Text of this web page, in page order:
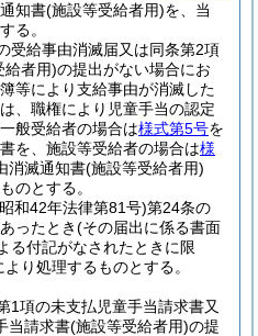
知書(施設等受給者用)を、当
る。
受給事由消滅届又は同条第2項
給者用)の提出がない場合にお
等により支給事由が消滅した
、職権により児童手当の認定
般受給者の場合は様式第5号を
を、施設等受給者の場合は様
消滅通知書(施設等受給者用)
のとする。
和42年法律第81号)第24条の
ったとき(その届出に係る書面
る付記がなされたときに限
り処理するものとする。
1項の未支払児童手当請求書又
当請求書(施設等受給者用)の提